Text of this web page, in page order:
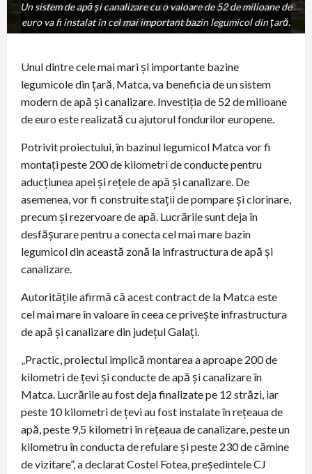
milioane de euro va fi instalat în cel mai important bazin
legumicol din țară.
Un sistem de apă și canalizare cu o valoare de 52 de milioane de
euro va fi instalat în cel mai important bazin legumicol din țară.
Unul dintre cele mai mari și importante bazine
legumicole din ţară, Matca, va beneficia de un sistem
modern de apă și canalizare. Investiția de 52 de milioane
de euro este realizată cu ajutorul fondurilor europene.
Potrivit proiectului, în bazinul legumicol Matca vor fi
montați peste 200 de kilometri de conducte pentru
aducțiunea apei și rețele de apă și canalizare. De
asemenea, vor fi construite stații de pompare și clorinare,
precum și rezervoare de apă. Lucrările sunt deja în
desfășurare pentru a conecta cel mai mare bazin
legumicol din această zonă la infrastructura de apă și
canalizare.
Autoritățile afirmă că acest contract de la Matca este
cel mai mare în valoare în ceea ce privește infrastructura
de apă și canalizare din județul Galați.
„Practic, proiectul implică montarea a aproape 200 de
kilometri de țevi și conducte de apă și canalizare în
Matca. Lucrările au fost deja finalizate pe 12 străzi, iar
peste 10 kilometri de țevi au fost instalate în rețeaua de
apă, peste 9,5 kilometri în rețeaua de canalizare, peste un
kilometru în conducta de refulare și peste 230 de cămine
de vizitare”, a declarat Costel Fotea, președintele CJ